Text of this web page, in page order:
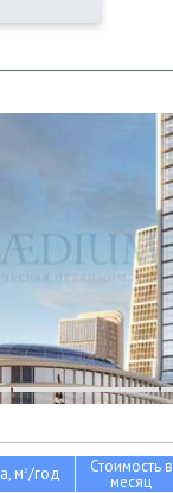
м2/год Стоимость в
месяц